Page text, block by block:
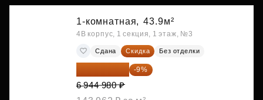
1-комнатная, 43.9м²
4В корпус, 1 секция, 1 этаж, №3
Сдана Скидка Без отделки
-9%
6 944 980 ₽